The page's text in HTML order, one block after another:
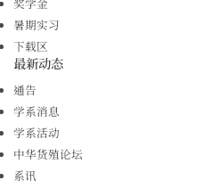
奖学金
暑期实习
下载区
最新动态
通告
学系消息
学系活动
中华货殖论坛
系讯